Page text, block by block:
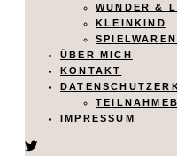
WUNDER &
KLEINKIND
ÜBER MICH
KONTAKT
IMPRESSUM